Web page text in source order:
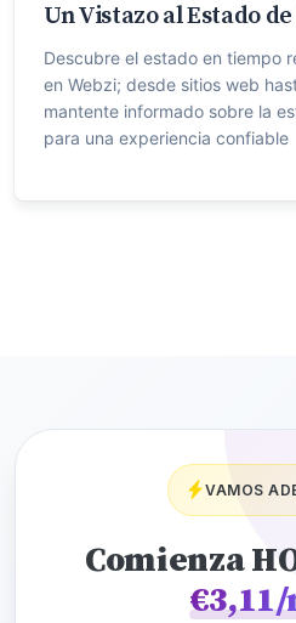
Un Vistazo al Estado
Descubre el estado en tiempo
en Webzi; desde sitios web
mantente informado sobre la
para una experiencia confiable
VAMOS
Comienza